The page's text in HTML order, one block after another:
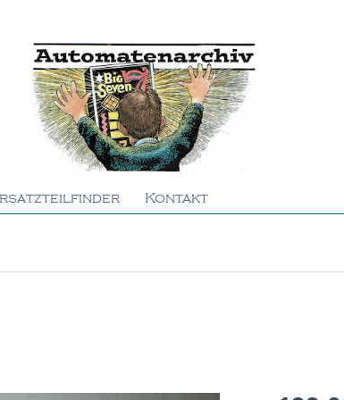
Kontakt